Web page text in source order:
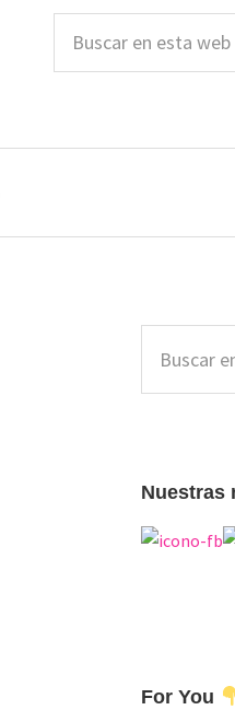
esta
lateral
principal
esta
Nuestras
For You